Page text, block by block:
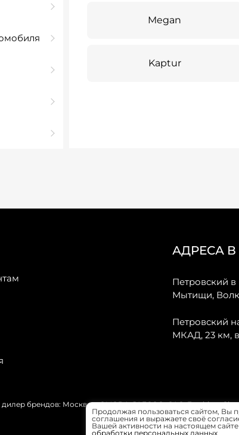
Megan
Kaptur
АДРЕСА
Петровский
Мытищи,
Петровский
МКАД, 23 км,
брендов: Москвич, OMODA, JAECOO, GAC, Forthing,
Продолжая пользоваться сайтом, Вы
соглашения и выражаете своё
Вашей активности на настоящем сайте
обработки персональных данных